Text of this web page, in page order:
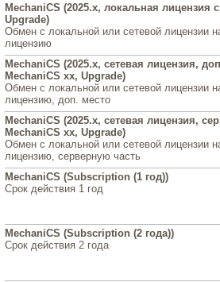
MechaniCS (2025.x, локальная лицензия
Upgrade)
Обмен с локальной или сетевой лицензии
лицензию
MechaniCS (2025.x, сетевая лицензия,
MechaniCS xx, Upgrade)
Обмен с локальной или сетевой лицензии
лицензию, доп. место
MechaniCS (2025.x, сетевая лицензия,
MechaniCS xx, Upgrade)
Обмен с локальной или сетевой лицензии
лицензию, серверную часть
MechaniCS (Subscription (1 год))
Срок действия 1 год
MechaniCS (Subscription (2 года))
Срок действия 2 года